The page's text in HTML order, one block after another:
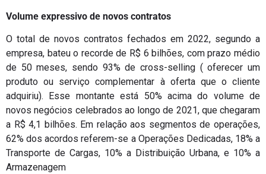
Volume expressivo de novos contratos
O total de novos contratos fechados em 2022, segundo a
empresa, bateu o recorde de R$ 6 bilhões, com prazo médio
de 50 meses, sendo 93% de cross-selling ( oferecer um
produto ou serviço complementar à oferta que o cliente
adquiriu). Esse montante está 50% acima do volume de
novos negócios celebrados ao longo de 2021, que chegaram
a R$ 4,1 bilhões. Em relação aos segmentos de operações,
62% dos acordos referem-se a Operações Dedicadas, 18% a
Transporte de Cargas, 10% a Distribuição Urbana, e 10% a
Armazenagem